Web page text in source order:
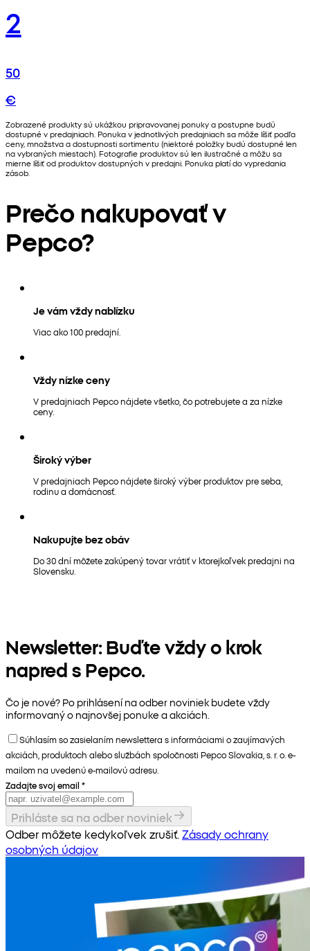
2
50
€
Zobrazené produkty sú ukážkou pripravovanej ponuky a postupne budú
dostupné v predajniach. Ponuka v jednotlivých predajniach sa môže líšiť podľa
ceny, množstva a dostupnosti sortimentu (niektoré položky budú dostupné len
na vybraných miestach). Fotografie produktov sú len ilustračné a môžu sa
mierne líšiť od produktov dostupných v predajni. Ponuka platí do vypredania
zásob.
Prečo nakupovať v
Pepco?
Je vám vždy nablízku
Viac ako 100 predajní.
Vždy nízke ceny
V predajniach Pepco nájdete všetko, čo potrebujete a za nízke
ceny.
Široký výber
V predajniach Pepco nájdete široký výber produktov pre seba,
rodinu a domácnosť.
Nakupujte bez obáv
Do 30 dní môžete zakúpený tovar vrátiť v ktorejkoľvek predajni na
Slovensku.
Newsletter: Buďte vždy o krok
napred s Pepco.
Čo je nové? Po prihlásení na odber noviniek budete vždy
informovaný o najnovšej ponuke a akciách.
Súhlasím so zasielaním newslettera s informáciami o zaujímavých
akciách, produktoch alebo službách spoločnosti Pepco Slovakia, s. r. o. e-
mailom na uvedenú e-mailovú adresu.
Zadajte svoj email *
Prihláste sa na odber noviniek
Odber môžete kedykoľvek zrušiť. Zásady ochrany
osobných údajov